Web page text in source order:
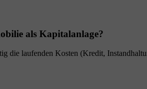
als Kapitalanlage?
die laufenden Kosten (Kredit,